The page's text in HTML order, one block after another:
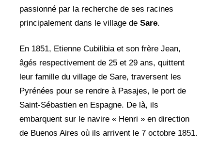
passionné par la recherche de ses racines
principalement dans le village de Sare.
En 1851, Etienne Cubilibia et son frère Jean,
âgés respectivement de 25 et 29 ans, quittent
leur famille du village de Sare, traversent les
Pyrénées pour se rendre à Pasajes, le port de
Saint-Sébastien en Espagne. De là, ils
embarquent sur le navire « Henri » en direction
de Buenos Aires où ils arrivent le 7 octobre 1851.